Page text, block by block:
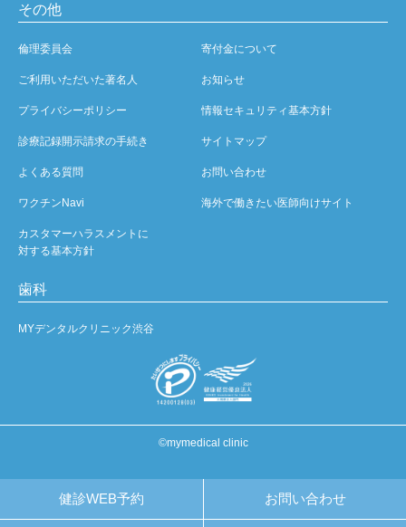
健診WEB予約 お問い合わせ
その他
倫理委員会 寄付金について
ご利用いただいた著名人 お知らせ
プライバシーポリシー 情報セキュリティ基本方針
診療記録開示請求の手続き サイトマップ
よくある質問 お問い合わせ
ワクチンNavi 海外で働きたい医師向けサイト
カスタマーハラスメントに
対する基本方針
歯科
MYデンタルクリニック渋谷
©mymedical clinic